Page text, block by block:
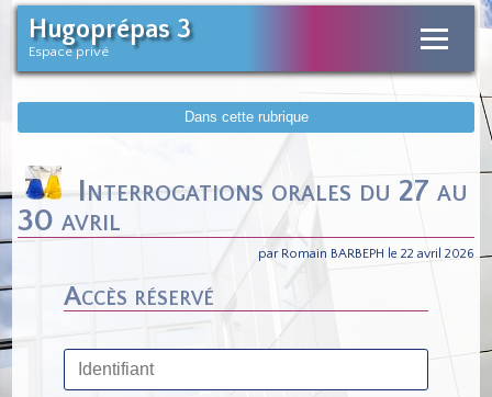
Hugoprépas 3
Espace privé
Dans cette rubrique
Interrogations orales du 27 au
30 avril
par Romain BARBEPH le 22 avril 2026
Accès réservé